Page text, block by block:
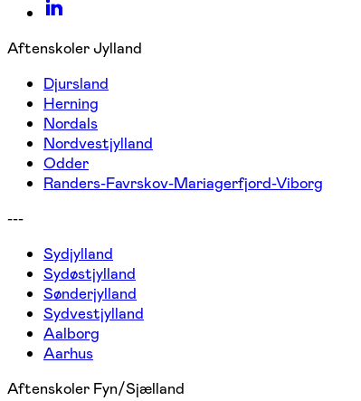
Aftenskoler Jylland
Djursland
Herning
Nordals
Nordvestjylland
Odder
Randers-Favrskov-Mariagerfjord-Viborg
---
Sydjylland
Sydøstjylland
Sønderjylland
Sydvestjylland
Aalborg
Aarhus
Aftenskoler Fyn/Sjælland